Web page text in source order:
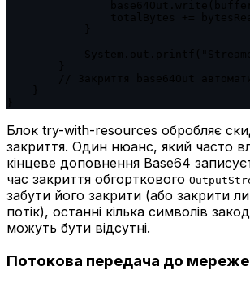
// Закриття base64Out
Блок try-with-resources обробляє
закриття. Один нюанс, який часто
кінцеве доповнення Base64
час закриття обгорткового
забути його закрити (або закрити
потік), останні кілька символів
можуть бути відсутні.
Потокова передача до